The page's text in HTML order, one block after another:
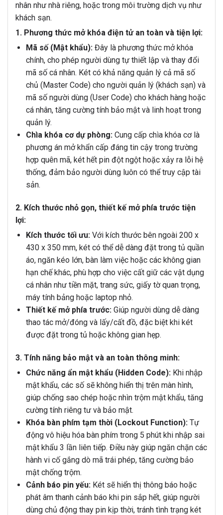
nhân như nhà riêng, hoặc trong môi trường dịch vụ như
khách sạn.
1. Phương thức mở khóa điện tử an toàn và tiện lợi:
Mã số (Mật khẩu):Đây là phương thức mở khóa
chính, cho phép người dùng tự thiết lập và thay đổi
mã số cá nhân. Két có khả năng quản lý cả mã số
chủ (Master Code) cho người quản lý (khách sạn) và
mã số người dùng (User Code) cho khách hàng hoặc
cá nhân, tăng cường tính bảo mật và linh hoạt trong
quản lý.
Chìa khóa cơ dự phòng:Cung cấp chìa khóa cơ là
phương án mở khẩn cấp đáng tin cậy trong trường
hợp quên mã, két hết pin đột ngột hoặc xảy ra lỗi hệ
thống, đảm bảo người dùng luôn có thể truy cập tài
sản.
2. Kích thước nhỏ gọn, thiết kế mở phía trước tiện
lợi:
Kích thước tối ưu:Với kích thước bên ngoài 200 x
430 x 350 mm, két có thể dễ dàng đặt trong tủ quần
áo, ngăn kéo lớn, bàn làm việc hoặc các không gian
hạn chế khác, phù hợp cho việc cất giữ các vật dụng
cá nhân như tiền mặt, trang sức, giấy tờ quan trọng,
máy tính bảng hoặc laptop nhỏ.
Thiết kế mở phía trước:Giúp người dùng dễ dàng
thao tác mở/đóng và lấy/cất đồ, đặc biệt khi két
được đặt trong tủ hoặc không gian hẹp.
3. Tính năng bảo mật và an toàn thông minh:
Chức năng ẩn mật khẩu (Hidden Code):Khi nhập
mật khẩu, các số sẽ không hiển thị trên màn hình,
giúp chống sao chép hoặc nhìn trộm mật khẩu, tăng
cường tính riêng tư và bảo mật.
Khóa bàn phím tạm thời (Lockout Function):Tự
động vô hiệu hóa bàn phím trong 5 phút khi nhập sai
mật khẩu 3 lần liên tiếp. Điều này giúp ngăn chặn các
hành vi cố gắng dò mã trái phép, tăng cường bảo
mật chống trộm.
Cảnh báo pin yếu:Két sẽ hiển thị thông báo hoặc
phát âm thanh cảnh báo khi pin sắp hết, giúp người
dùng chủ động thay pin kịp thời, tránh tình trạng két